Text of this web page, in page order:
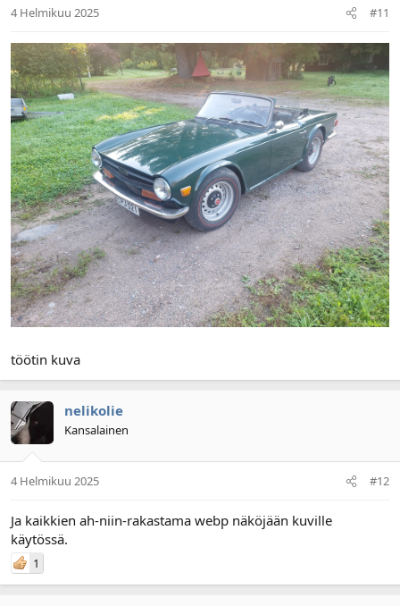
4 Helmikuu 2025 #11
töötin kuva
nelikolie
Kansalainen
4 Helmikuu 2025 #12
Ja kaikkien ah-niin-rakastama webp näköjään kuville
käytössä.
1